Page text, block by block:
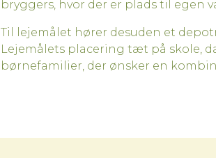
bryggers, hvor der er plads til egen
Til lejemålet hører desuden et
Lejemålets placering tæt på skole,
børnefamilier, der ønsker en